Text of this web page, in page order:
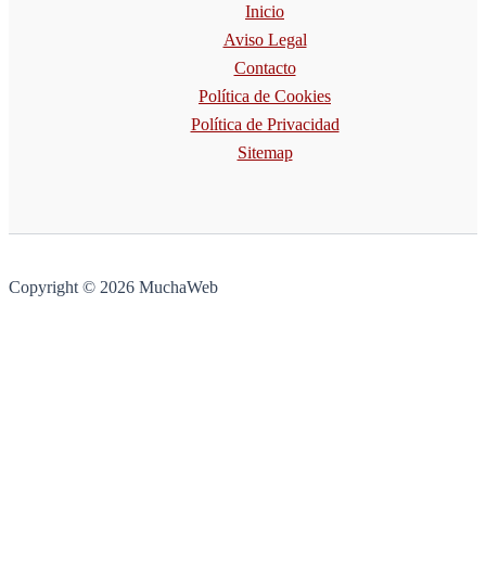
Inicio
Aviso Legal
Contacto
Política de Cookies
Política de Privacidad
Sitemap
Copyright © 2026 MuchaWeb